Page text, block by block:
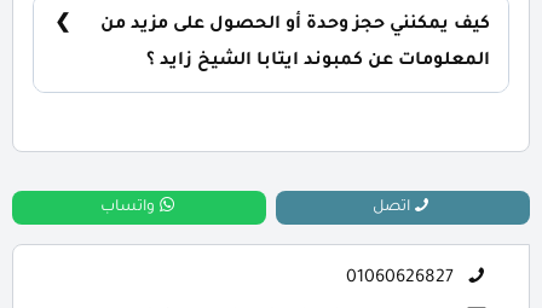
إمكانية التسليم نصف تشطيب أو تشطيب كامل حسب
رغبة العميل.
كيف يمكنني حجز وحدة أو الحصول على مزيد من
المعلومات عن كمبوند ايتابا الشيخ زايد ؟
اتصل واتساب
01060626827